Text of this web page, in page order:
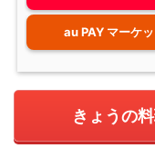
au PAY マーケッ
きょうの